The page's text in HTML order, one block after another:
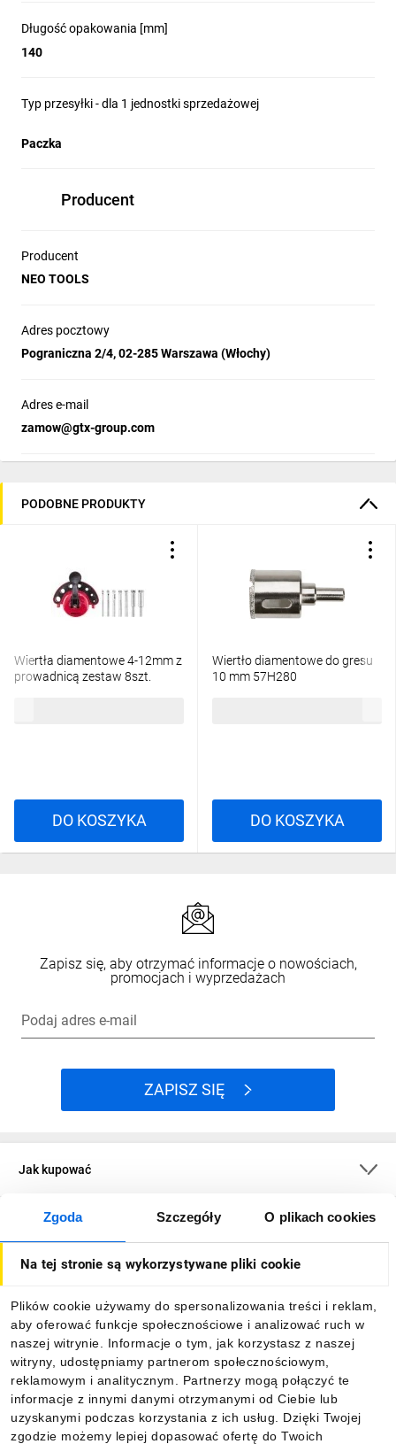
Zgoda Szczegóły O plikach cookies
Na tej stronie są wykorzystywane pliki cookie
Plików cookie używamy do spersonalizowania treści i reklam,
aby oferować funkcje społecznościowe i analizować ruch w
naszej witrynie. Informacje o tym, jak korzystasz z naszej
witryny, udostępniamy partnerom społecznościowym,
reklamowym i analitycznym. Partnerzy mogą połączyć te
informacje z innymi danymi otrzymanymi od Ciebie lub
uzyskanymi podczas korzystania z ich usług. Dzięki Twojej
zgodzie możemy lepiej dopasować ofertę do Twoich
Długość opakowania [mm]
140
Typ przesyłki - dla 1 jednostki sprzedażowej
Paczka
Producent
Producent
NEO TOOLS
Adres pocztowy
Pograniczna 2/4, 02-285 Warszawa (Włochy)
Adres e-mail
zamow@gtx-group.com
PODOBNE PRODUKTY
Wiertła diamentowe 4-12mm z
prowadnicą zestaw 8szt.
DO KOSZYKA
Wiertło diamentowe do gresu
10 mm 57H280
DO KOSZYKA
Zapisz się, aby otrzymać informacje o nowościach,
promocjach i wyprzedażach
Podaj adres e-mail
ZAPISZ SIĘ
Jak kupować
O firmie
Informacje
Pobierz naszą aplikację mobilną: